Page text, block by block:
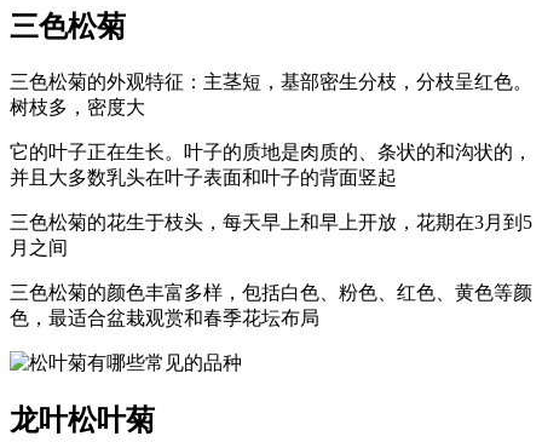
三色松菊
三色松菊的外观特征：主茎短，基部密生分枝，分枝呈红色。
树枝多，密度大
它的叶子正在生长。叶子的质地是肉质的、条状的和沟状的，
并且大多数乳头在叶子表面和叶子的背面竖起
三色松菊的花生于枝头，每天早上和早上开放，花期在3月到5
月之间
三色松菊的颜色丰富多样，包括白色、粉色、红色、黄色等颜
色，最适合盆栽观赏和春季花坛布局
龙叶松叶菊